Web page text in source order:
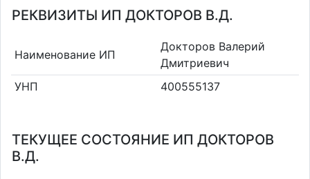
РЕКВИЗИТЫ ИП ДОКТОРОВ В.Д.
Наименование ИП
Докторов Валерий
Дмитриевич
УНП
400555137
ТЕКУЩЕЕ СОСТОЯНИЕ ИП ДОКТОРОВ
В.Д.